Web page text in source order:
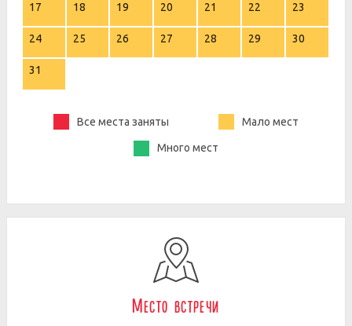
17 18 19 20 21 22 23
24 25 26 27 28 29 30
31
Все места заняты Мало мест
Много мест
Место встречи